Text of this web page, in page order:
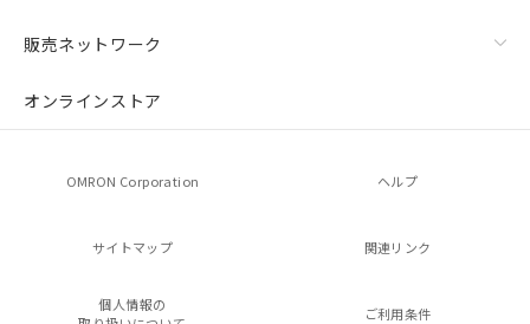
販売ネットワーク
オンラインストア
OMRON Corporation ヘルプ
サイトマップ 関連リンク
個人情報の
ご利用条件